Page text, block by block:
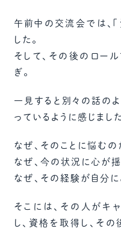
午前中の交流会では、
した。
そして、その後のロー
ぎ。
一見すると別々の話の
っているように感じました
なぜ、そのことに悩むの
なぜ、今の状況に心が揺
なぜ、その経験が自分
そこには、その人がキ
し、資格を取得し、そ